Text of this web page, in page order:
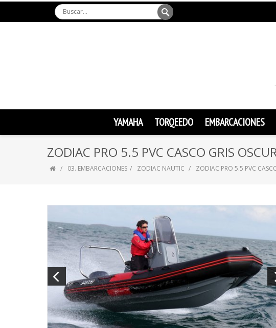
YAMAHA TORQEEDO EMBARCACIONES
ZODIAC PRO 5.5 PVC CASCO GRIS
03. EMBARCACIONES ZODIAC NAUTIC ZODIAC PRO 5.5 PVC